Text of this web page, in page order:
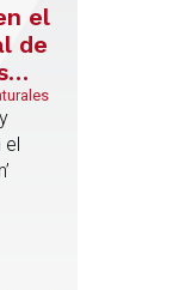
el
de
el